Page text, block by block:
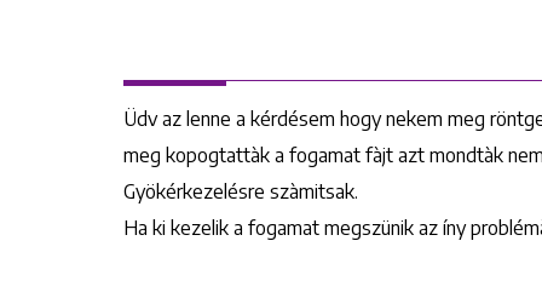
Üdv az lenne a kérdésem hogy nekem meg
meg kopogtattàk a fogamat fàjt azt mondtàk
Gyökérkezelésre szàmitsak.
Ha ki kezelik a fogamat megszünik az íny